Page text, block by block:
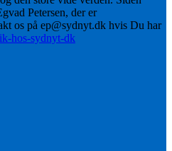
Petersen, der er
os på ep@sydnyt.dk hvis Du har
hos-sydnyt-dk